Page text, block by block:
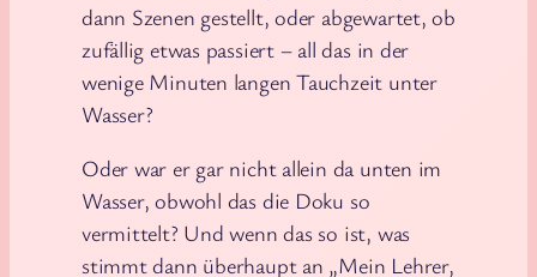
dann Szenen gestellt, oder abgewartet, ob
zufällig etwas passiert – all das in der
wenige Minuten langen Tauchzeit unter
Wasser?
Oder war er gar nicht allein da unten im
Wasser, obwohl das die Doku so
vermittelt? Und wenn das so ist, was
stimmt dann überhaupt an „Mein Lehrer,